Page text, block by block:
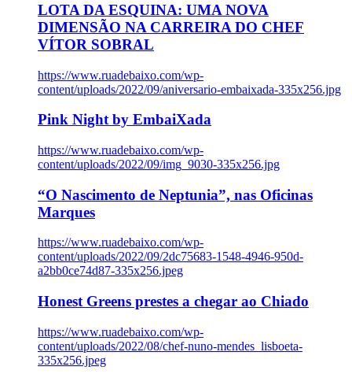
LOTA DA ESQUINA: UMA NOVA
DIMENSÃO NA CARREIRA DO CHEF
VÍTOR SOBRAL
https://www.ruadebaixo.com/wp-
content/uploads/2022/09/aniversario-embaixada-335x256.jpg
Pink Night by EmbaiXada
https://www.ruadebaixo.com/wp-
content/uploads/2022/09/img_9030-335x256.jpg
“O Nascimento de Neptunia”, nas Oficinas
Marques
https://www.ruadebaixo.com/wp-
content/uploads/2022/09/2dc75683-1548-4946-950d-
a2bb0ce74d87-335x256.jpeg
Honest Greens prestes a chegar ao Chiado
https://www.ruadebaixo.com/wp-
content/uploads/2022/08/chef-nuno-mendes_lisboeta-
335x256.jpeg